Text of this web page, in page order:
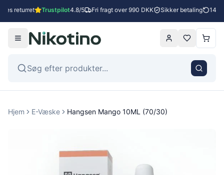
returret Trustpilot4.8/5 Fri fragt over 990 DKK Sikker betaling 14
Hjem E-Væske Hangsen Mango 10ML (70/30)